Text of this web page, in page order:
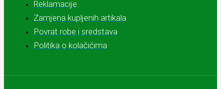
Reklamacije
Zamjena kupljenih artikala
Povrat robe i sredstava
Politika o kolačićima